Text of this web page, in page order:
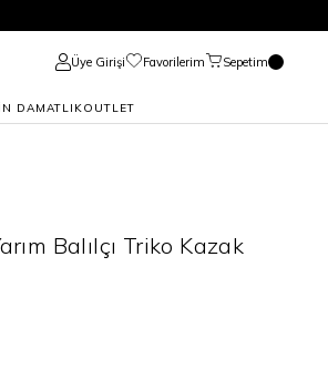
Üye Girişi Favorilerim Sepetim
DAMATLIKOUTLET
Balılçı Triko Kazak